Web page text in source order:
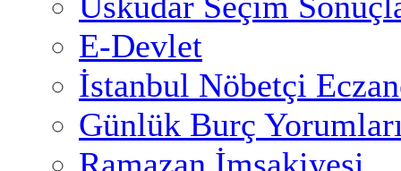
E-Devlet
İstanbul Nöbetçi
Günlük Burç